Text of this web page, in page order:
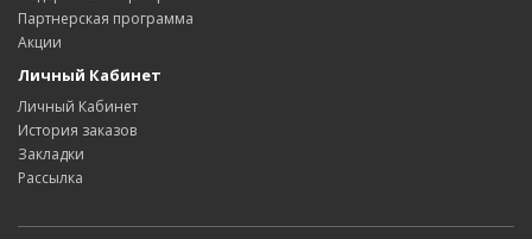
Партнерская программа
Акции
Личный Кабинет
Личный Кабинет
История заказов
Закладки
Рассылка